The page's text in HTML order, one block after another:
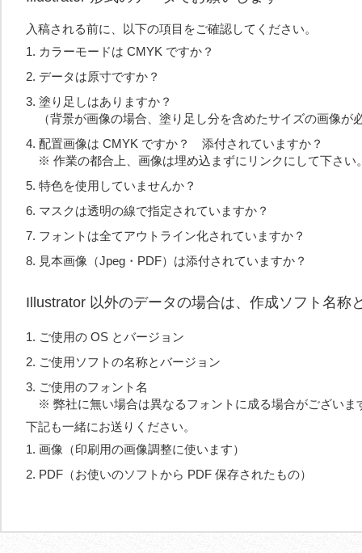
入稿される前に、以下の項目をご確認してください。
カラーモードは CMYK ですか？
データは原寸ですか？
塗り足しはありますか？
（背景が画像の場合、塗り足し分を含めたサイズの画像が
配置画像は CMYK ですか？ 添付されていますか？
※ 作業の都合上、画像は埋め込まずにリンクにして下さい
特色を使用していませんか？
マスクは透明の線で指定されていますか？
フォントは全てアウトライン化されていますか？
見本画像（Jpeg・PDF）は添付されていますか？
Illustrator 以外のデータの場合は、作成ソフト名
ご使用の OS とバージョン
ご使用ソフトの名称とバージョン
ご使用のフォント名
※ 弊社に無い場合は異なるフォントに成る場合がございま
下記も一緒にお送りください。
画像（印刷用の画像調整に使います）
PDF（お使いのソフトから PDF 保存されたもの）